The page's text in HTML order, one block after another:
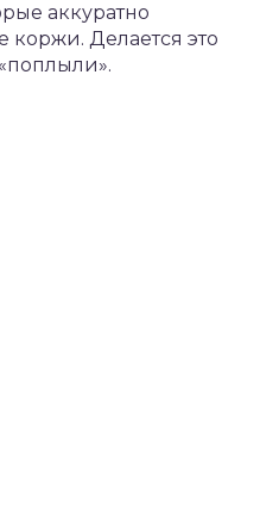
аккуратно
Делается это